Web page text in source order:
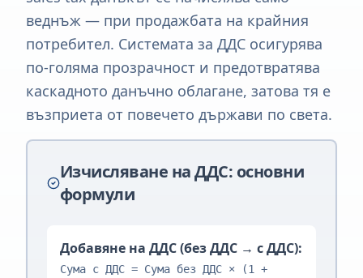
веднъж — при продажбата на крайния
потребител. Системата за ДДС осигурява
по-голяма прозрачност и предотвратява
каскадното данъчно облагане, затова тя е
възприета от повечето държави по света.
Изчисляване на ДДС: основни
формули
Добавяне на ДДС (без ДДС → с ДДС):
Сума с ДДС = Сума без ДДС × (1 +